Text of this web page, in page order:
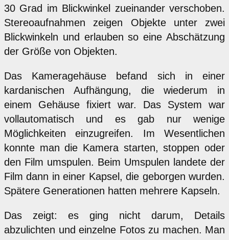
30 Grad im Blickwinkel zueinander verschoben.
Stereoaufnahmen zeigen Objekte unter zwei
Blickwinkeln und erlauben so eine Abschätzung
der Größe von Objekten.
Das Kameragehäuse befand sich in einer
kardanischen Aufhängung, die wiederum in
einem Gehäuse fixiert war. Das System war
vollautomatisch und es gab nur wenige
Möglichkeiten einzugreifen. Im Wesentlichen
konnte man die Kamera starten, stoppen oder
den Film umspulen. Beim Umspulen landete der
Film dann in einer Kapsel, die geborgen wurden.
Spätere Generationen hatten mehrere Kapseln.
Das zeigt: es ging nicht darum, Details
abzulichten und einzelne Fotos zu machen. Man